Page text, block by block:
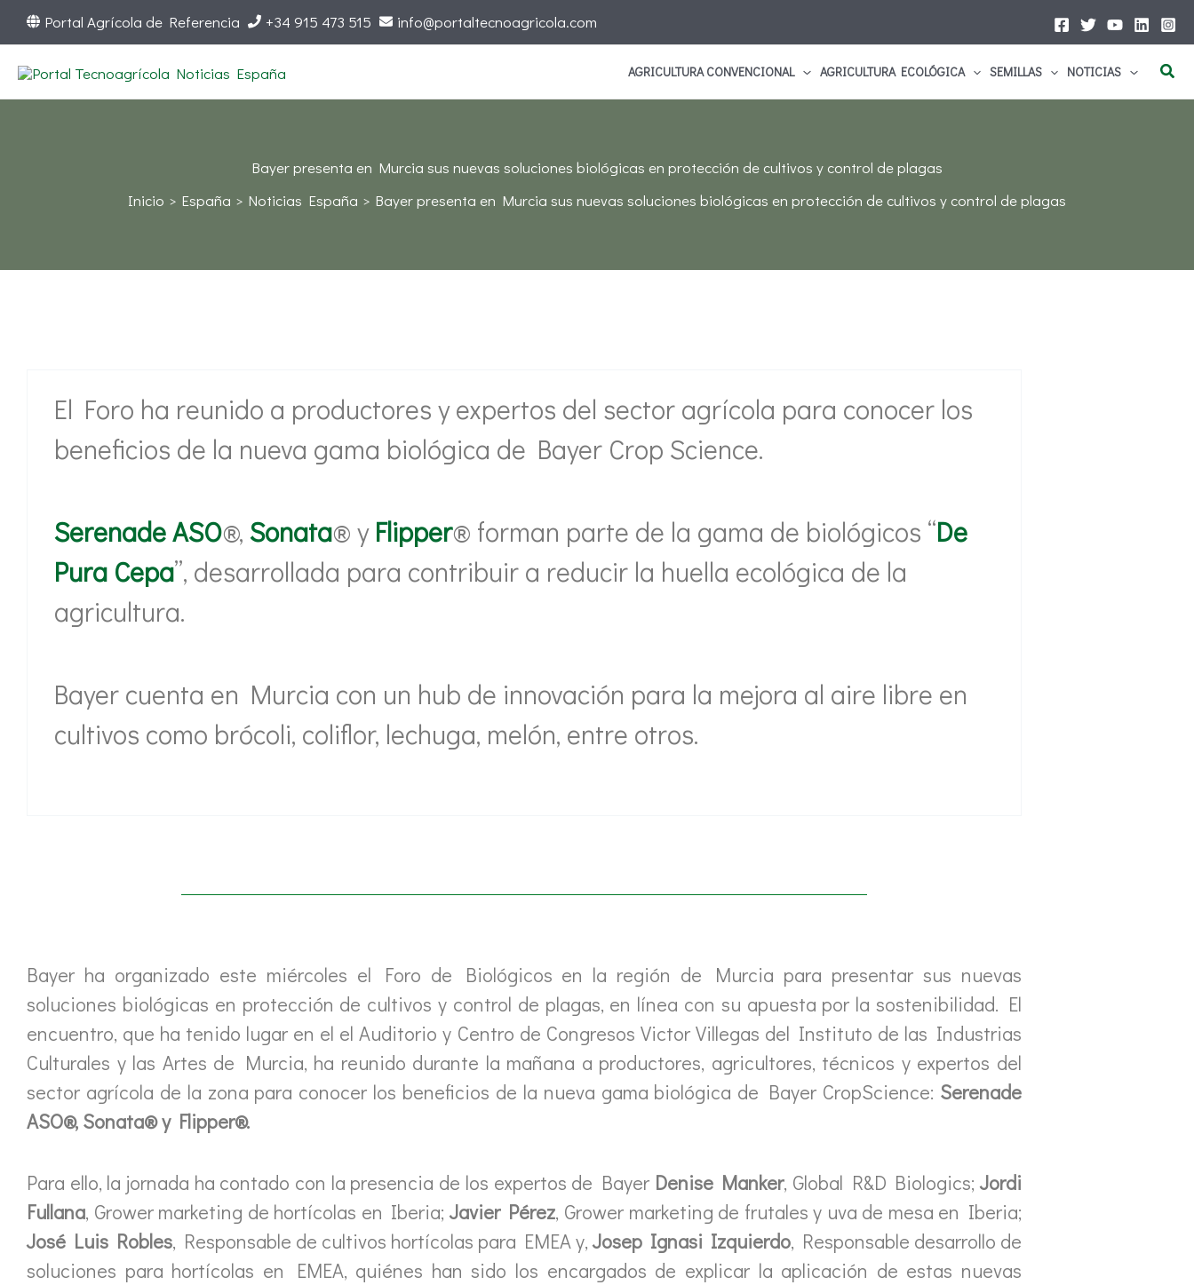
Portal Agrícola de Referencia +34 915 473 515 info@portaltecnoagricola.com
AGRICULTURA CONVENCIONAL AGRICULTURA ECOLÓGICA SEMILLAS NOTICIAS
Bayer presenta en Murcia sus nuevas soluciones biológicas en protección de cultivos y control de plagas
Inicio
España Noticias España Bayer presenta en Murcia sus nuevas soluciones biológicas en protección de cultivos y control de plagas
El Foro ha reunido a productores y expertos del sector agrícola para conocer los
beneficios de la nueva gama biológica de Bayer Crop Science.
Serenade ASO®, Sonata® y Flipper® forman parte de la gama de biológicos “De
Pura Cepa”, desarrollada para contribuir a reducir la huella ecológica de la
agricultura.
Bayer cuenta en Murcia con un hub de innovación para la mejora al aire libre en
cultivos como brócoli, coliflor, lechuga, melón, entre otros.
Bayer ha organizado este miércoles el Foro de Biológicos en la región de Murcia para presentar sus nuevas
soluciones biológicas en protección de cultivos y control de plagas, en línea con su apuesta por la sostenibilidad. El
encuentro, que ha tenido lugar en el el Auditorio y Centro de Congresos Victor Villegas del Instituto de las Industrias
Culturales y las Artes de Murcia, ha reunido durante la mañana a productores, agricultores, técnicos y expertos del
sector agrícola de la zona para conocer los beneficios de la nueva gama biológica de Bayer CropScience: Serenade
ASO®, Sonata® y Flipper®.
Para ello, la jornada ha contado con la presencia de los expertos de Bayer Denise Manker, Global R&D Biologics;Jordi
Fullana, Grower marketing de hortícolas en Iberia; Javier Pérez, Grower marketing de frutales y uva de mesa en Iberia;
José Luis Robles, Responsable de cultivos hortícolas para EMEA y, Josep Ignasi Izquierdo, Responsable desarrollo de
soluciones para hortícolas en EMEA, quiénes han sido los encargados de explicar la aplicación de estas nuevas